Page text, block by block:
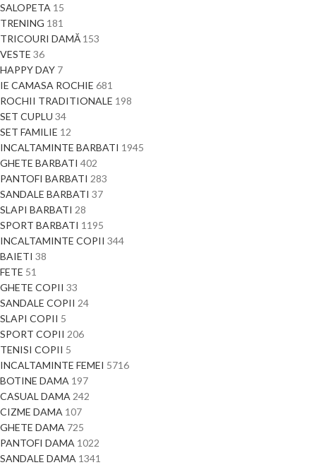
SALOPETA 15
TRENING 181
TRICOURI DAMĂ 153
VESTE 36
HAPPY DAY 7
IE CAMASA ROCHIE 681
ROCHII TRADITIONALE 198
SET CUPLU 34
SET FAMILIE 12
INCALTAMINTE BARBATI 1945
GHETE BARBATI 402
PANTOFI BARBATI 283
SANDALE BARBATI 37
SLAPI BARBATI 28
SPORT BARBATI 1195
INCALTAMINTE COPII 344
BAIETI 38
FETE 51
GHETE COPII 33
SANDALE COPII 24
SLAPI COPII 5
SPORT COPII 206
TENISI COPII 5
INCALTAMINTE FEMEI 5716
BOTINE DAMA 197
CASUAL DAMA 242
CIZME DAMA 107
GHETE DAMA 725
PANTOFI DAMA 1022
SANDALE DAMA 1341